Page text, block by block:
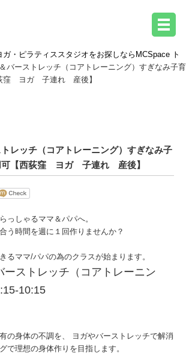
・ピラティススタジオをお探しならMCSpace ト
バーストレッチ（コアトレーニング）すぎなみ子育
窪 ヨガ 子連れ 産後】
レッチ（コアトレーニング）すぎなみ子
可【西荻窪 ヨガ 子連れ 産後】
っしゃるママ＆パパへ。
う時間を週に１回作りませんか？
るママ/パパの為のクラスが始まります。
ーストレッチ（コアトレーニン
10:15
の身体の不調を、 ヨガやバーストレッチで解消
で理想の身体作りを目指します。